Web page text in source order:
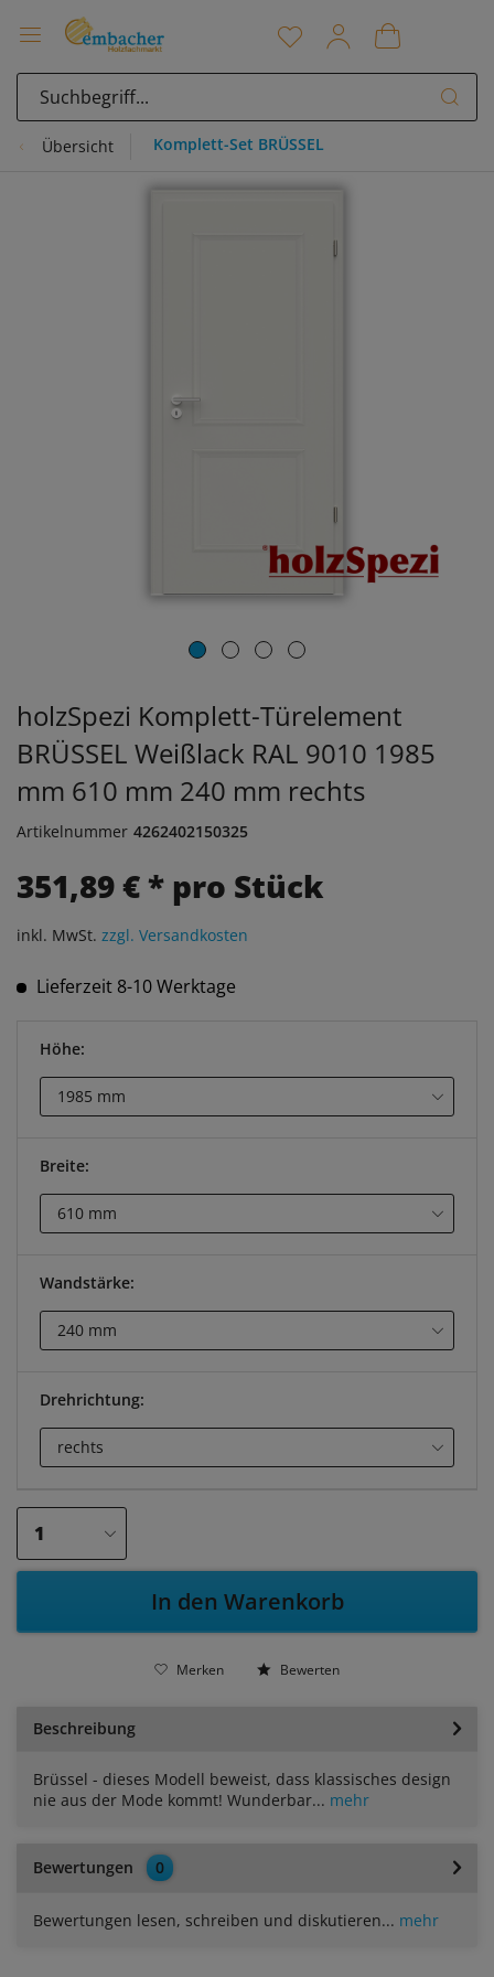
Übersicht Komplett-Set BRÜSSEL
holzSpezi Komplett-Türelement
BRÜSSEL Weißlack RAL 9010 1985
mm 610 mm 240 mm rechts
Artikelnummer 4262402150325
351,89 € * pro Stück
inkl. MwSt. zzgl. Versandkosten
Lieferzeit 8-10 Werktage
Höhe:
Breite:
Wandstärke:
Drehrichtung:
In den Warenkorb
Merken Bewerten
Beschreibung
Brüssel - dieses Modell beweist, dass klassisches design
nie aus der Mode kommt! Wunderbar... mehr
Bewertungen 0
Bewertungen lesen, schreiben und diskutieren... mehr